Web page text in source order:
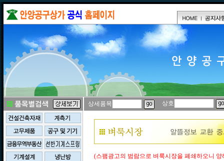
상세품목 상호
(스팸광고의 범람으로 벼룩시장을 폐쇄하오니